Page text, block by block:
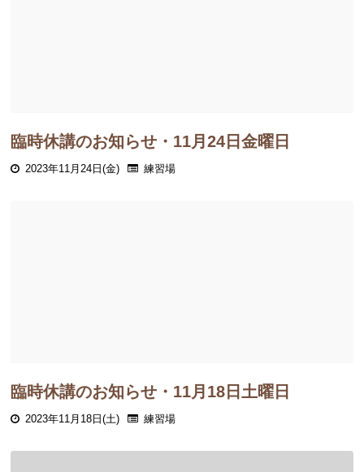
臨時休講のお知らせ・11月24日金曜日
2023年11月24日(金) 練習場
臨時休講のお知らせ・11月18日土曜日
2023年11月18日(土) 練習場